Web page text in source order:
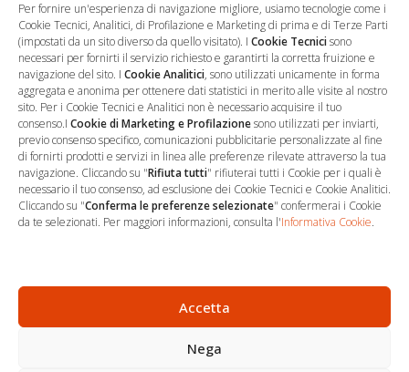
Per fornire un'esperienza di navigazione migliore, usiamo tecnologie come i
Cookie Tecnici, Analitici, di Profilazione e Marketing di prima e di Terze Parti
(impostati da un sito diverso da quello visitato). I Cookie Tecnicisono
necessari per fornirti il servizio richiesto e garantirti la corretta fruizione e
navigazione del sito. I Cookie Analitici, sono utilizzati unicamente in forma
aggregata e anonima per ottenere dati statistici in merito alle visite al nostro
sito. Per i Cookie Tecnici e Analitici non è necessario acquisire il tuo
consenso.I Cookie di Marketing e Profilazionesono utilizzati per inviarti,
previo consenso specifico, comunicazioni pubblicitarie personalizzate al fine
di fornirti prodotti e servizi in linea alle preferenze rilevate attraverso la tua
navigazione. Cliccando su "Rifiuta tutti" rifiuterai tutti i Cookie per i quali è
necessario il tuo consenso, ad esclusione dei Cookie Tecnici e Cookie Analitici.
Cliccando su "Conferma le preferenze selezionate" confermerai i Cookie
da te selezionati. Per maggiori informazioni, consulta l'Informativa Cookie.
Accetta
Nega
… Sede Operativa
via Marco Decumio, 19 -
Roma
P.I. 17504191002